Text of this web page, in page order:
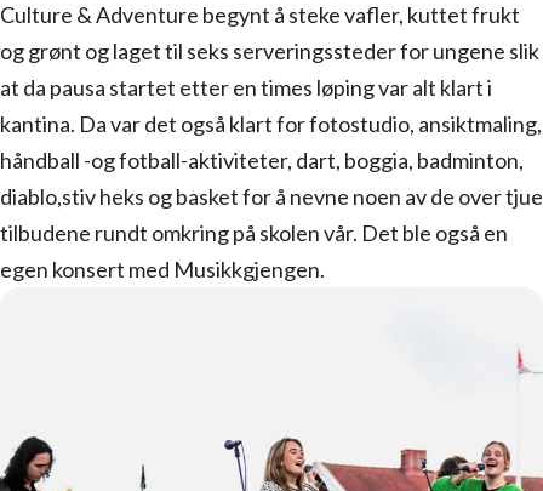
Culture & Adventure begynt å steke vafler, kuttet frukt
og grønt og laget til seks serveringssteder for ungene slik
at da pausa startet etter en times løping var alt klart i
kantina. Da var det også klart for fotostudio, ansiktmaling,
håndball -og fotball-aktiviteter, dart, boggia, badminton,
diablo,stiv heks og basket for å nevne noen av de over tjue
tilbudene rundt omkring på skolen vår. Det ble også en
egen konsert med Musikkgjengen.